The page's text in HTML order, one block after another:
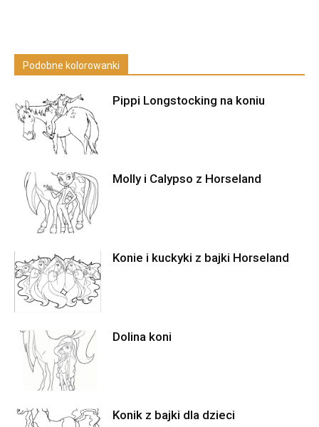
Podobne kolorowanki
Pippi Longstocking na koniu
Molly i Calypso z Horseland
Konie i kuckyki z bajki Horseland
Dolina koni
Konik z bajki dla dzieci